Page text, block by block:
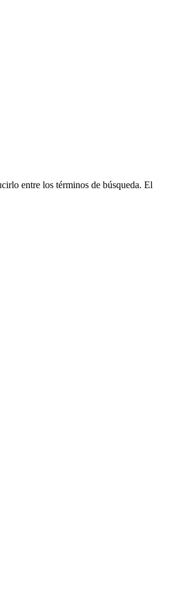
entre los términos de búsqueda. El